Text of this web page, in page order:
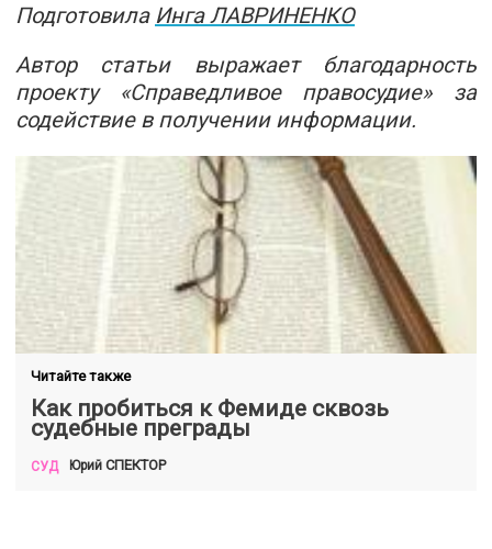
Подготовила Инга ЛАВРИНЕНКО
Автор статьи выражает благодарность
проекту «Справедливое правосудие» за
содействие в получении информации.
Читайте также
Как пробиться к Фемиде сквозь
судебные преграды
СУД Юрий СПЕКТОР